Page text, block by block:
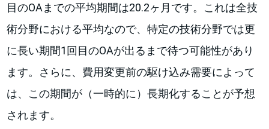
目のOAまでの平均期間は20.2ヶ月です。これは全技
術分野における平均なので、特定の技術分野では更
に長い期間1回目のOAが出るまで待つ可能性があり
ます。さらに、費用変更前の駆け込み需要によって
は、この期間が（一時的に）長期化することが予想
されます。